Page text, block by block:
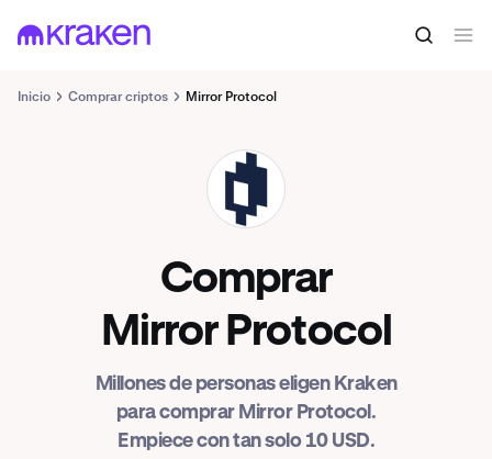
Inicio Comprar criptos Mirror Protocol
Comprar
Mirror Protocol
Millones de personas eligen Kraken
para comprar Mirror Protocol.
Empiece con tan solo 10 USD.